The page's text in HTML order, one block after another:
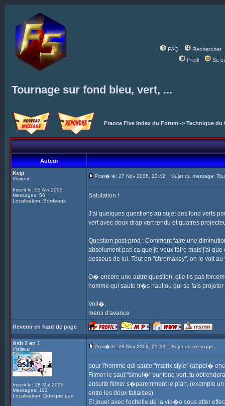
FAQ
Rechercher
Profil
Se
Tournage sur fond bleu, vert, ...
France Five Index du Forum -> Technique du
Auteur
Keiji
Visiteur
Inscrit le: 05 Avr 2005
Messages: 56
Localisation: Bordeaux
Post� le: 27 Nov 2006, 23:42 Sujet du message:
Salutation !
J'ai quelques questions au sujet des fond verts
vert avec deux drap vert tendu et quatres
Question post-prod : Comment faire une
absolument pas ca que je veux faire mais j'ai
dessous de lui. Tout en "chromakey", on le voit
O� encore une autre question, elle lis pas
homme qui saute tr�s haut ou qui se fais projeter
Voil�,
merci d'avance
Revenir en haut de page
Ash 2 en 1
Visiteur
Inscrit le: 18 Mai 2005
Messages: 112
Localisation: Quelque part
Post� le: 28 Nov 2006, 21:22 Sujet du message:
pour l'homme qui saute "matrix style" (appel�
Filmer le saut "simul�" sur fond vert, tu
ensuite filmer s�paremment le plan, (exemple
entre les deux fallaises)
Et jouer avec l'echelle de la vid�o sous after